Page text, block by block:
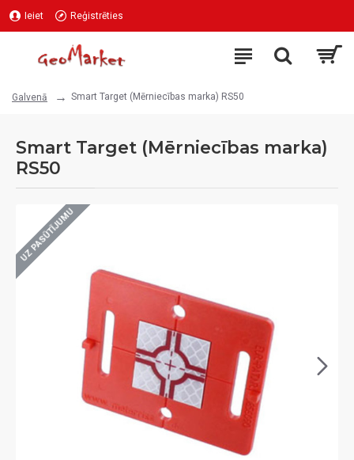
Ieiet Reģistrēties
Galvenā Smart Target (Mērniecības marka) RS50
Smart Target (Mērniecības marka)
RS50
UZ PASŪTĪJUMU